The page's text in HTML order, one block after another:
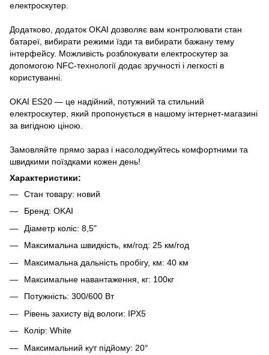
електроскутер.
Додатково, додаток OKAI дозволяє вам контролювати стан
батареї, вибирати режими їзди та вибирати бажану тему
інтерфейсу. Можливість розблокувати електроскутер за
допомогою NFC-технології додає зручності і легкості в
користуванні.
OKAI ES20 — це надійний, потужний та стильний
електроскутер, який пропонується в нашому інтернет-магазині
за вигідною ціною.
Замовляйте прямо зараз і насолоджуйтесь комфортними та
швидкими поїздками кожен день!
Характеристики:
Стан товару: новий
Бренд: OKAI
Діаметр коліс: 8,5"
Максимальна швидкість, км/год: 25 км/год
Максимальна дальність пробігу, км: 40 км
Максимальне навантаження, кг: 100кг
Потужність: 300/600 Вт
Рівень захисту від вологи: IPX5
Колір: White
Максимальний кут підйому: 20°